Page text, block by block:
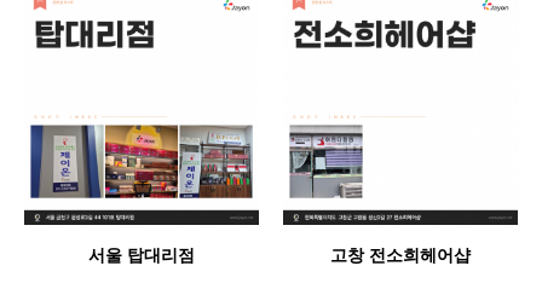
서울 탑대리점 고창 전소희헤어샵